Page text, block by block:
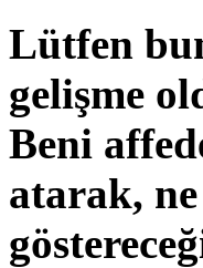
Lütfen
gelişme
Beni
atarak,